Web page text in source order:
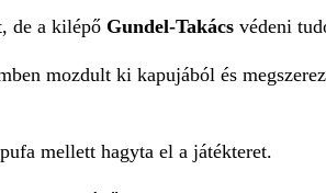
de a kilépő Gundel-Takács védeni
mozdult ki kapujából és
mellett hagyta el a játékteret.